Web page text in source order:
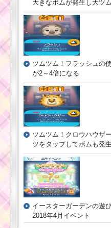
大きなボムが発生し大ツ
ツムツム！フラッシュの
が2～4倍になる
ツムツム！クロウハウザ
ツをタップしてボムも発
イースターガーデンの遊
2018年4月イベント